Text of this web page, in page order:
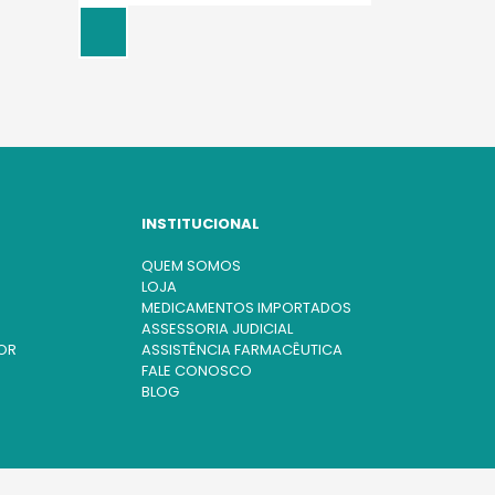
INSTITUCIONAL
QUEM SOMOS
LOJA
MEDICAMENTOS IMPORTADOS
ASSESSORIA JUDICIAL
ASSISTÊNCIA FARMACÊUTICA
FALE CONOSCO
BLOG